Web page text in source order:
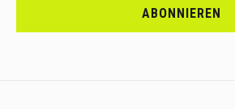
ABONNIEREN